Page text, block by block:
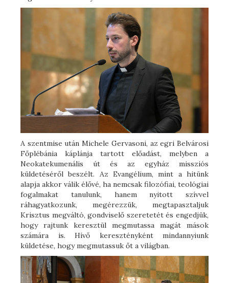
A szentmise után Michele Gervasoni, az egri Belvárosi
Főplébánia káplánja tartott előadást, melyben a
Neokatekumenális út és az egyház missziós
küldetéséről beszélt. Az Evangélium, mint a hitünk
alapja akkor válik élővé, ha nemcsak filozófiai, teológiai
fogalmakat tanulunk, hanem nyitott szívvel
ráhagyatkozunk, megérezzük, megtapasztaljuk
Krisztus megváltó, gondviselő szeretetét és engedjük,
hogy rajtunk keresztül megmutassa magát mások
számára is. Hívő keresztényként mindannyiunk
küldetése, hogy megmutassuk őt a világban.